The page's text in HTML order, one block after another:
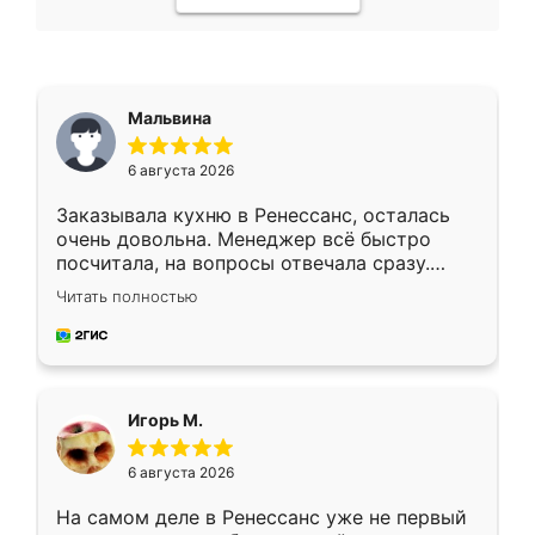
Мальвина
6 августа 2026
Заказывала кухню в Ренессанс, осталась
очень довольна. Менеджер всё быстро
посчитала, на вопросы отвечала сразу.
Замерщик приехал в субботу, подошёл к
делу со всей ответственностью. Собрали
за день, ребята работали аккуратно, даже
Читать полностью
Игорь М.
6 августа 2026
На самом деле в Ренессанс уже не первый